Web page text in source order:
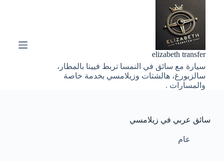
elizabeth transfer
سيارة مع سائق في النمسا تربط فيينا بالمطار،
سالزبورغ، هالشتات وزيلامسي بخدمة خاصة
والمسارات .
سائق عربي في زيلامسي
عام